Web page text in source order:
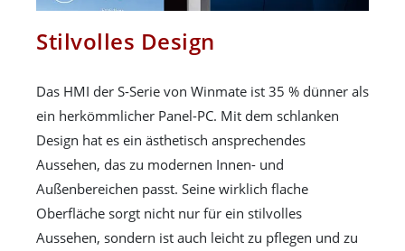
Stilvolles Design
Das HMI der S-Serie von Winmate ist 35 % dünner als
ein herkömmlicher Panel-PC. Mit dem schlanken
Design hat es ein ästhetisch ansprechendes
Aussehen, das zu modernen Innen- und
Außenbereichen passt. Seine wirklich flache
Oberfläche sorgt nicht nur für ein stilvolles
Aussehen, sondern ist auch leicht zu pflegen und zu